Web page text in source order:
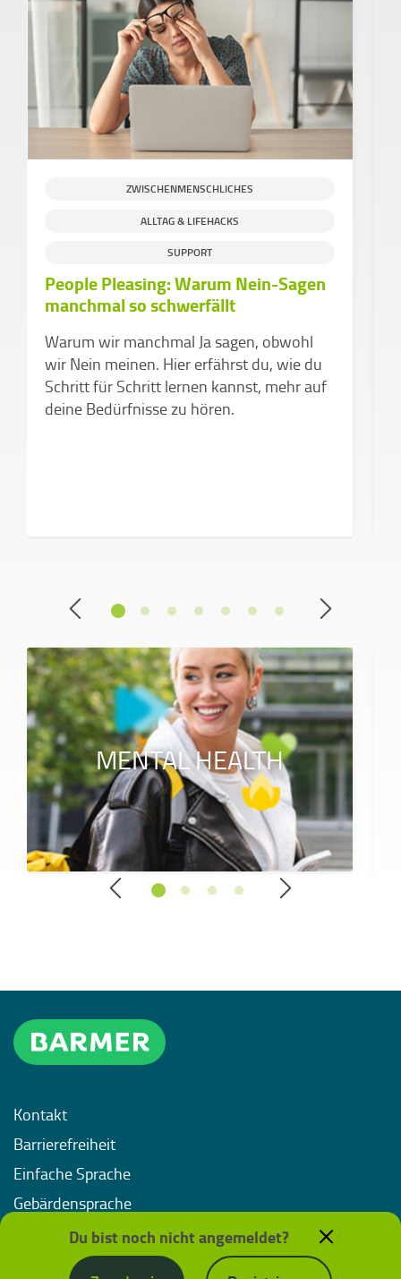
ZWISCHENMENSCHLICHES
ALLTAG & LIFEHACKS
SUPPORT
People Pleasing: Warum Nein-Sagen
manchmal so schwerfällt
Warum wir manchmal Ja sagen, obwohl
wir Nein meinen. Hier erfährst du, wie du
Schritt für Schritt lernen kannst, mehr auf
deine Bedürfnisse zu hören.
MENTAL HEALTH
Kontakt
Barrierefreiheit
Einfache Sprache
Gebärdensprache
Impressum
Datenschutz
Du bist noch nicht angemeldet?